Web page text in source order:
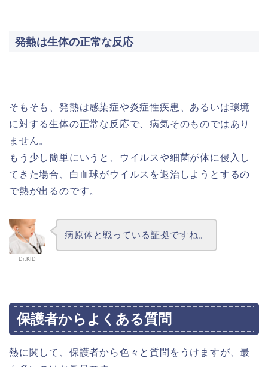
発熱は生体の正常な反応
そもそも、発熱は感染症や炎症性疾患、あるいは環境
に対する生体の正常な反応で、病気そのものではあり
ません。
もう少し簡単にいうと、ウイルスや細菌が体に侵入し
てきた場合、白血球がウイルスを退治しようとするの
で熱が出るのです。
Dr.KID
病原体と戦っている証拠ですね。
保護者からよくある質問
熱に関して、保護者から色々と質問をうけますが、最